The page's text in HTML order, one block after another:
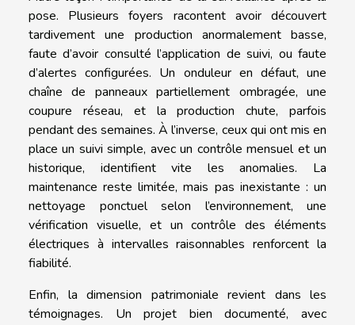
pose. Plusieurs foyers racontent avoir découvert
tardivement une production anormalement basse,
faute d’avoir consulté l’application de suivi, ou faute
d’alertes configurées. Un onduleur en défaut, une
chaîne de panneaux partiellement ombragée, une
coupure réseau, et la production chute, parfois
pendant des semaines. À l’inverse, ceux qui ont mis en
place un suivi simple, avec un contrôle mensuel et un
historique, identifient vite les anomalies. La
maintenance reste limitée, mais pas inexistante : un
nettoyage ponctuel selon l’environnement, une
vérification visuelle, et un contrôle des éléments
électriques à intervalles raisonnables renforcent la
fiabilité.
Enfin, la dimension patrimoniale revient dans les
témoignages. Un projet bien documenté, avec